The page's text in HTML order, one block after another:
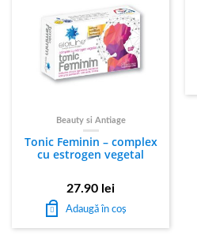
Beauty si Antiage
Tonic Feminin – complex
cu estrogen vegetal
27.90 lei
Adaugă în coș